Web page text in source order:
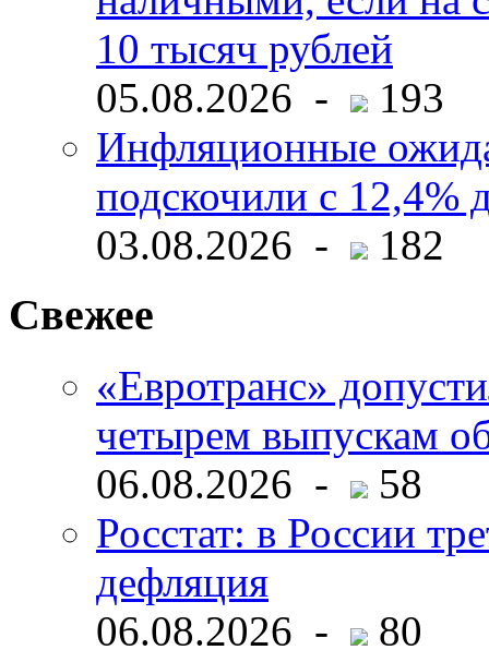
10 тысяч рублей
05.08.2026 -
193
Инфляционные
подскочили с 12,4%
03.08.2026 -
182
Свежее
«Евротранс»
четырем выпускам
06.08.2026 -
58
Росстат: в России
дефляция
06.08.2026 -
80